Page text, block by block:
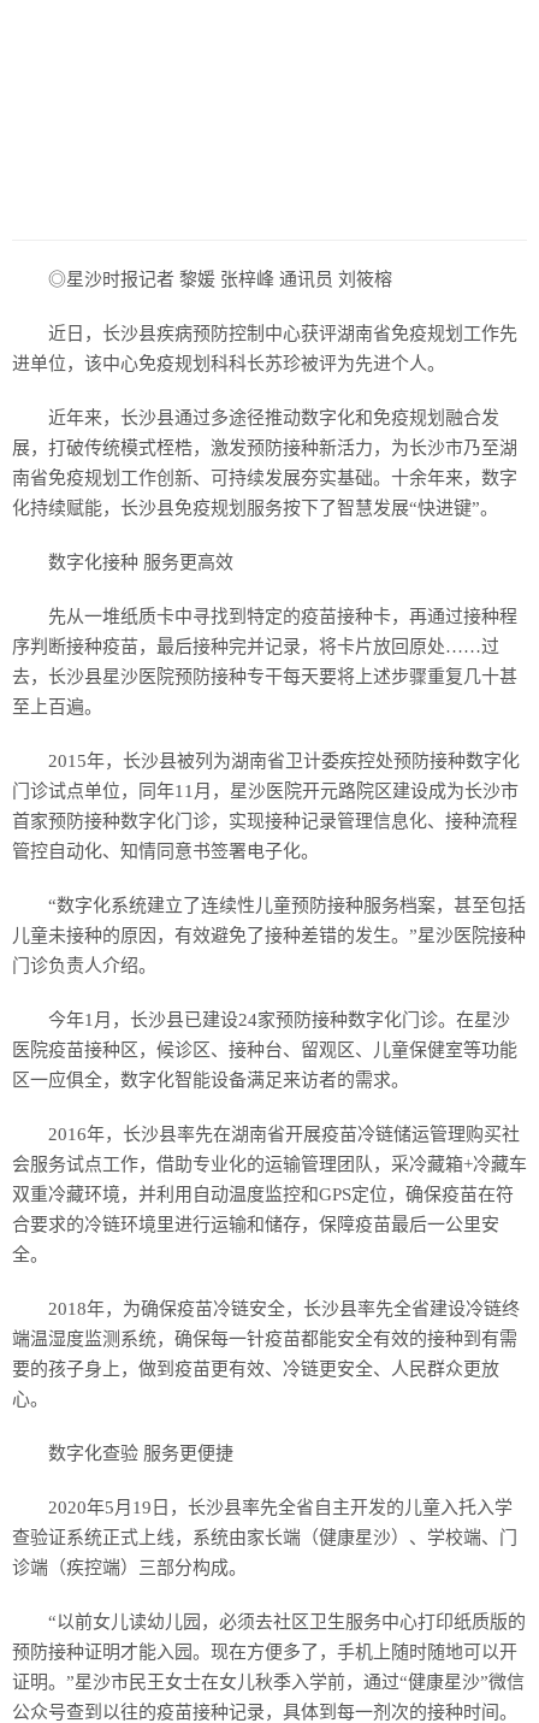
◎星沙时报记者 黎媛 张梓峰 通讯员 刘筱榕
近日，长沙县疾病预防控制中心获评湖南省免疫规划工作先
进单位，该中心免疫规划科科长苏珍被评为先进个人。
近年来，长沙县通过多途径推动数字化和免疫规划融合发
展，打破传统模式桎梏，激发预防接种新活力，为长沙市乃至湖
南省免疫规划工作创新、可持续发展夯实基础。十余年来，数字
化持续赋能，长沙县免疫规划服务按下了智慧发展“快进键”。
数字化接种 服务更高效
先从一堆纸质卡中寻找到特定的疫苗接种卡，再通过接种程
序判断接种疫苗，最后接种完并记录，将卡片放回原处……过
去，长沙县星沙医院预防接种专干每天要将上述步骤重复几十甚
至上百遍。
2015年，长沙县被列为湖南省卫计委疾控处预防接种数字化
门诊试点单位，同年11月，星沙医院开元路院区建设成为长沙市
首家预防接种数字化门诊，实现接种记录管理信息化、接种流程
管控自动化、知情同意书签署电子化。
“数字化系统建立了连续性儿童预防接种服务档案，甚至包括
儿童未接种的原因，有效避免了接种差错的发生。”星沙医院接种
门诊负责人介绍。
今年1月，长沙县已建设24家预防接种数字化门诊。在星沙
医院疫苗接种区，候诊区、接种台、留观区、儿童保健室等功能
区一应俱全，数字化智能设备满足来访者的需求。
2016年，长沙县率先在湖南省开展疫苗冷链储运管理购买社
会服务试点工作，借助专业化的运输管理团队，采冷藏箱+冷藏车
双重冷藏环境，并利用自动温度监控和GPS定位，确保疫苗在符
合要求的冷链环境里进行运输和储存，保障疫苗最后一公里安
全。
2018年，为确保疫苗冷链安全，长沙县率先全省建设冷链终
端温湿度监测系统，确保每一针疫苗都能安全有效的接种到有需
要的孩子身上，做到疫苗更有效、冷链更安全、人民群众更放
心。
数字化查验 服务更便捷
2020年5月19日，长沙县率先全省自主开发的儿童入托入学
查验证系统正式上线，系统由家长端（健康星沙）、学校端、门
诊端（疾控端）三部分构成。
“以前女儿读幼儿园，必须去社区卫生服务中心打印纸质版的
预防接种证明才能入园。现在方便多了，手机上随时随地可以开
证明。”星沙市民王女士在女儿秋季入学前，通过“健康星沙”微信
公众号查到以往的疫苗接种记录，具体到每一剂次的接种时间。